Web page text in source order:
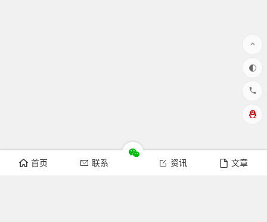
首页 联系 资讯 文章